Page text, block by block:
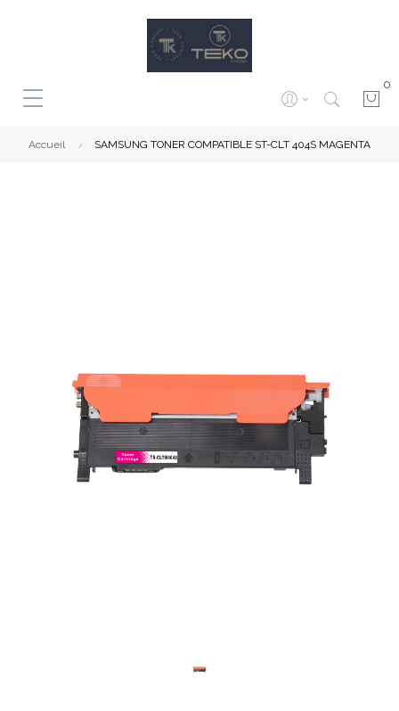
0
Accueil SAMSUNG TONER COMPATIBLE ST-CLT 404S MAGENTA